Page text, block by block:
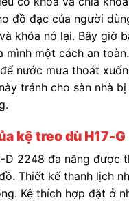
đồ đạc của người
khóa nó lại. Bây giờ
mình một cách an
nước mưa thoát
tránh cho sàn nhà
kệ treo dù H17-G
D 2248 đa năng được
Thiết kế thanh lịch
Kệ thích hợp đặt ở